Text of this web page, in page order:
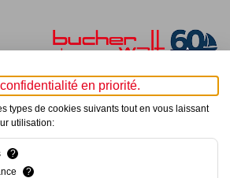
© Bucher+Walt 2011-2026
en priorité.
types de cookies suivants tout en vous laissant
utilisation:
?
?